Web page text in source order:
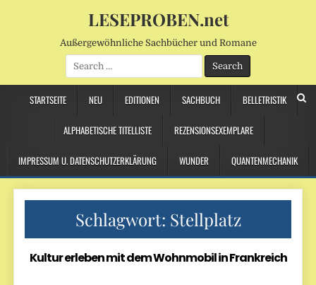
LESEPROBEN.net
Außergewöhnliche Sachbücher und Romane
Search
for:
STARTSEITE NEU EDITIONEN SACHBUCH BELLETRISTIK
ALPHABETISCHE TITELLISTE REZENSIONSEXEMPLARE
IMPRESSUM U. DATENSCHUTZERKLÄRUNG WUNDER QUANTENMECHANIK
Schlagwort: Stellplatz
Kultur erleben mit dem Wohnmobil in Frankreich